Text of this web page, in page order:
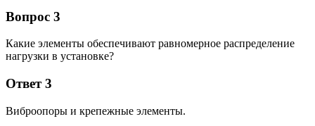
Вопрос 3
Какие элементы обеспечивают равномерное распределение
нагрузки в установке?
Ответ 3
Виброопоры и крепежные элементы.